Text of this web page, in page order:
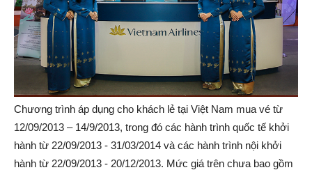
Chương trình áp dụng cho khách lẻ tại Việt Nam mua vé từ
12/09/2013 – 14/9/2013, trong đó các hành trình quốc tế khởi
hành từ 22/09/2013 - 31/03/2014 và các hành trình nội khởi
hành từ 22/09/2013 - 20/12/2013. Mức giá trên chưa bao gồm